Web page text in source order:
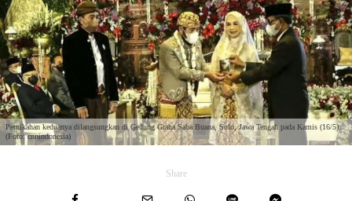
Pernikahan keduanya dilangsungkan di Gedung Graha Saba Buana, Solo, Jawa Tengah pada Kamis (16/5).
(Foto: cnnindonesia)
Share